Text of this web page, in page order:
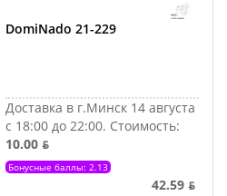
DomiNado 21-229
Доставка в г.Минск 14 августа
с 18:00 до 22:00. Стоимость:
10.00 ƃ
Бонусные баллы: 2.13
42.59 ƃ